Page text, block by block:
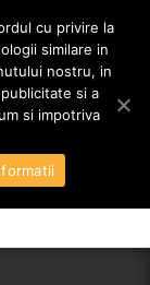
cu privire la
similare in
nostru, in
si a
si impotriva